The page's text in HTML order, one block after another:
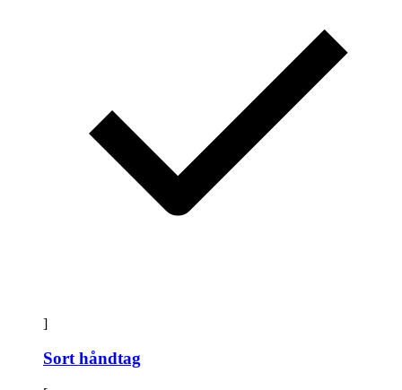
]
Sort håndtag